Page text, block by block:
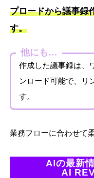
プロードから議事録
す。
他にも…
作成した議事録は、
ンロード可能で、リ
す。
業務フローに合わせて
AIの最新
AI